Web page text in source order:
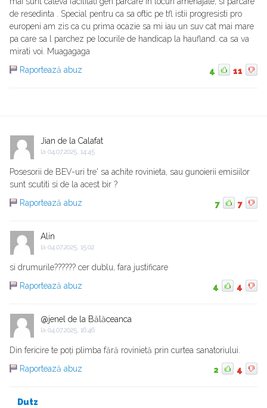
de resedinta . Special pentru ca sa oftic pe tfl istii progresisti pro
europeni am zis ca cu prima ocazie sa mi iau un suv cat mai mare
pa care sa l parchez pe locurile de handicap la haufland. ca sa va
mirati voi. Muagagaga
Raportează abuz
4 11
Jian de la Calafat
la 04.07.2025, 14:45
Posesorii de BEV-uri tre' sa achite rovinieta, sau gunoierii emisiilor
sunt scutiti si de la acest bir ?
Raportează abuz
7 7
Alin
la 04.07.2025, 15:02
si drumurile?????? cer dublu, fara justificare
Raportează abuz
4 4
@jenel de la Bălăceanca
la 04.07.2025, 16:46
Din fericire te poți plimba fără rovinietă prin curtea sanatoriului.
Raportează abuz
2 4
Dutz